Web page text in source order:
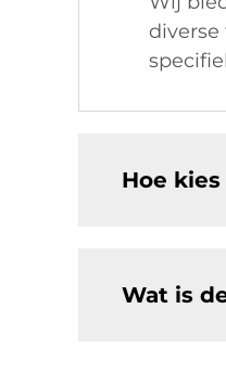
diverse
Hoe
Wat is